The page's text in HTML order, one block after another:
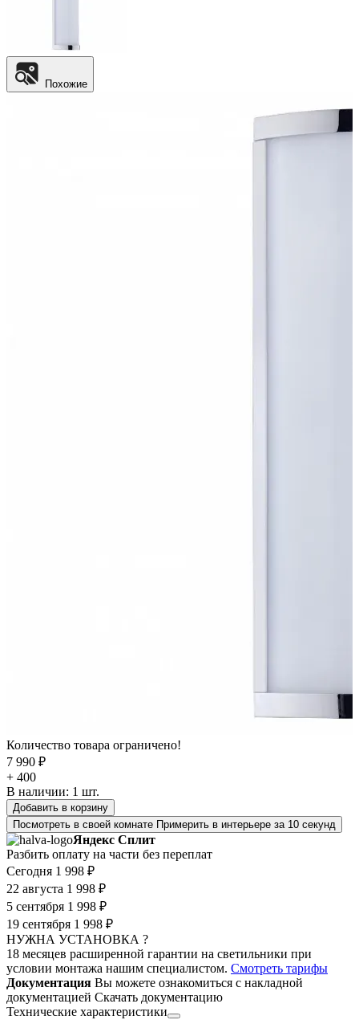
Похожие
Количество товара ограничено!
7 990 ₽
+ 400
В наличии: 1 шт.
Добавить в корзину
Посмотреть в своей комнате Примерить в интерьере за 10 секунд
Яндекс Сплит
Разбить оплату на части без переплат
Сегодня 1 998 ₽
22 августа 1 998 ₽
5 сентября 1 998 ₽
19 сентября 1 998 ₽
НУЖНА УСТАНОВКА ?
18 месяцев расширенной гарантии на светильники при
условии монтажа нашим специалистом. Смотреть тарифы
Документация Вы можете ознакомиться с накладной
документацией Скачать документацию
Технические характеристики